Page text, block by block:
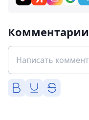
Комментарии